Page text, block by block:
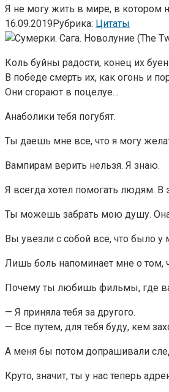
Я не могу жить в мире, в котором
16.09.2019Рубрика: Цитаты
Коль буйны радости, конец их буен.
В победе смерть их, как огонь и
Они сгорают в поцелуе…
Анаболики тебя погубят.
Ты даешь мне все, что я могу
Вампирам верить нельзя. Я знаю.
Я всегда хотел помогать людям. В
Ты можешь забрать мою душу. Она
Вы увезли с собой все, что было у
Лишь боль напоминает мне о том,
Почему ты любишь фильмы, где
— Я приняла тебя за другого.
— Все путем, для тебя буду, кем
А меня бы потом допрашивали
Круто, значит, ты у нас теперь